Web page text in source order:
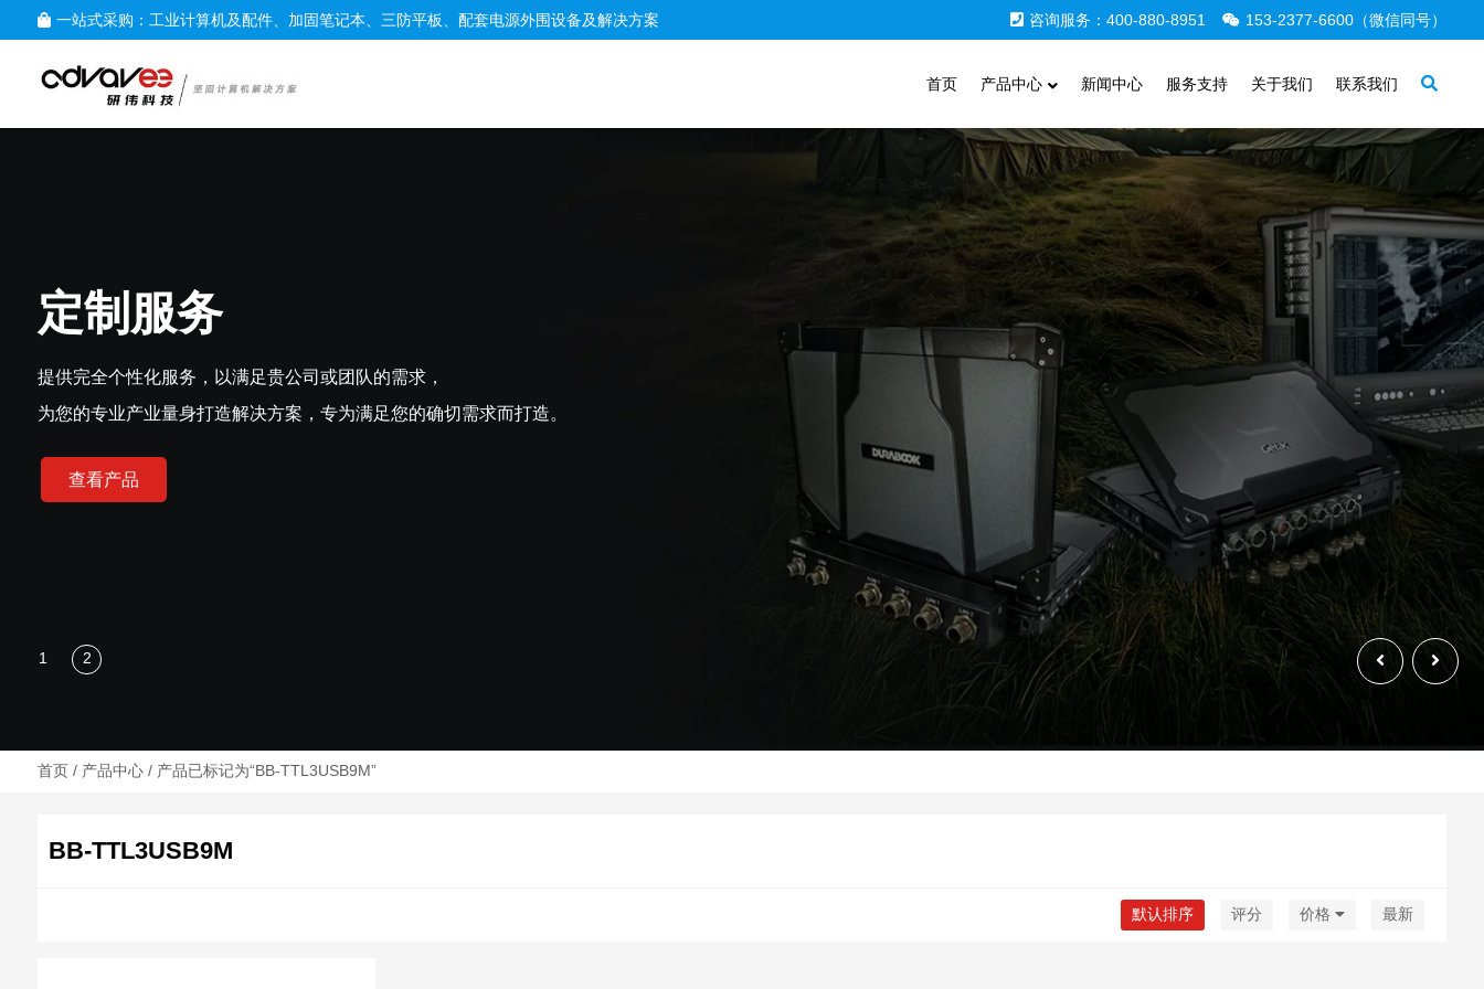
一站式采购：工业计算机及配件、加固笔记本、三防平板、配套电源外围设备及解决方案 咨询服务：400-880-8951 153-2377-6600（微信同号）
首页 产品中心 新闻中心 服务支持 关于我们 联系我们
定制服务
提供完全个性化服务，以满足贵公司或团队的需求，
为您的专业产业量身打造解决方案，专为满足您的确切需求而打造。
查看产品
首页/ 产品中心/ 产品已标记为“BB-TTL3USB9M”
BB-TTL3USB9M
默认排序 评分 价格 最新